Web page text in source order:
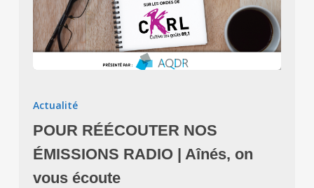
RÉÉCOUTER
ÉMISSIONS
RADIO
|
Actualité
POUR RÉÉCOUTER NOS
ÉMISSIONS RADIO | Aînés, on
vous écoute